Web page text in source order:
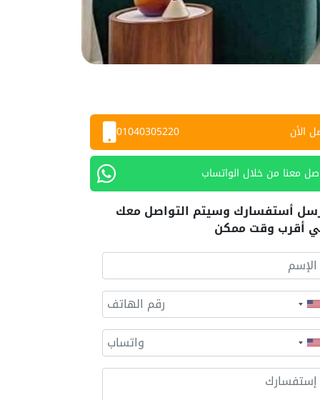
الأن 01040305220
معنا من خلال الواتساب
أستفسارك وسيتم التواصل معك
أقرب وقت ممكن